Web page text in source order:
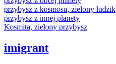
przybysz z kosmosu, zielony ludzik
przybysz z innej planety
Kosmita, zielony przybysz
imigrant